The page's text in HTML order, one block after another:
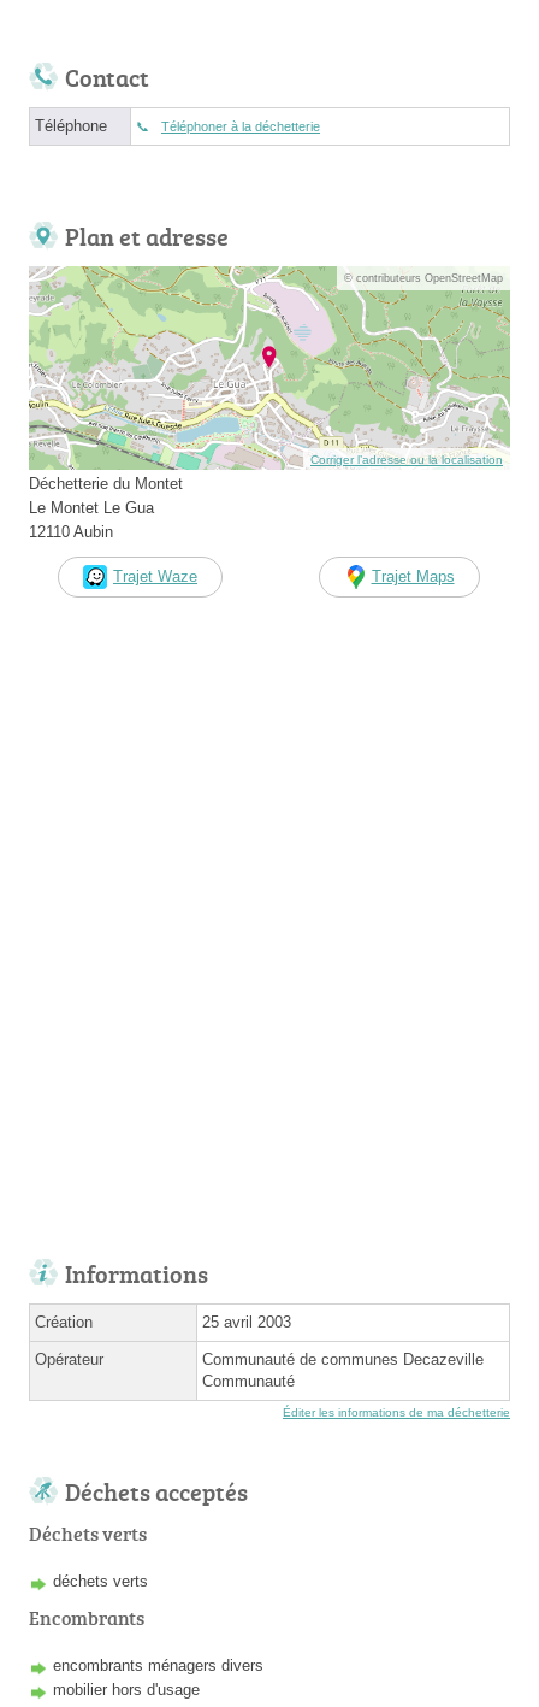
Contact
Téléphone Téléphoner à la déchetterie
Plan et adresse
© contributeurs OpenStreetMap
Corriger l’adresse ou la localisation
Déchetterie du Montet
Le Montet Le Gua
12110 Aubin
Trajet Waze Trajet Maps
Informations
Création 25 avril 2003
Opérateur
Communauté de communes Decazeville
Communauté
Éditer les informations de ma déchetterie
Déchets acceptés
Déchets verts
déchets verts
Encombrants
encombrants ménagers divers
mobilier hors d'usage